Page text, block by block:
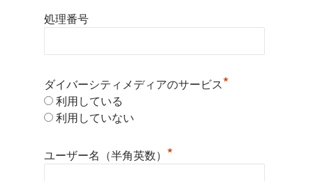
処理番号
ダイバーシティメディアのサービス*
利用している
利用していない
ユーザー名（半角英数） *